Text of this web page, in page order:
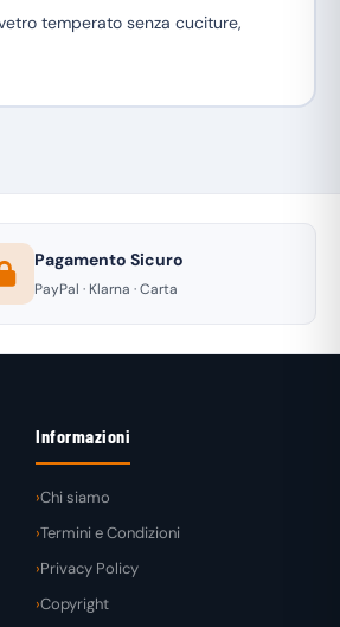
temperato senza cuciture,
Pagamento Sicuro
PayPal · Klarna · Carta
Informazioni
Chi siamo
Termini e Condizioni
Privacy Policy
Copyright